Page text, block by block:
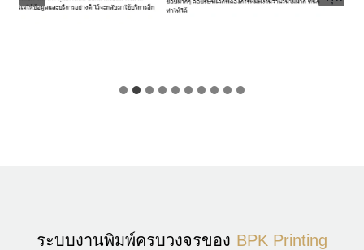
ระบบงานพิมพ์ครบวงจรของ BPK Printing